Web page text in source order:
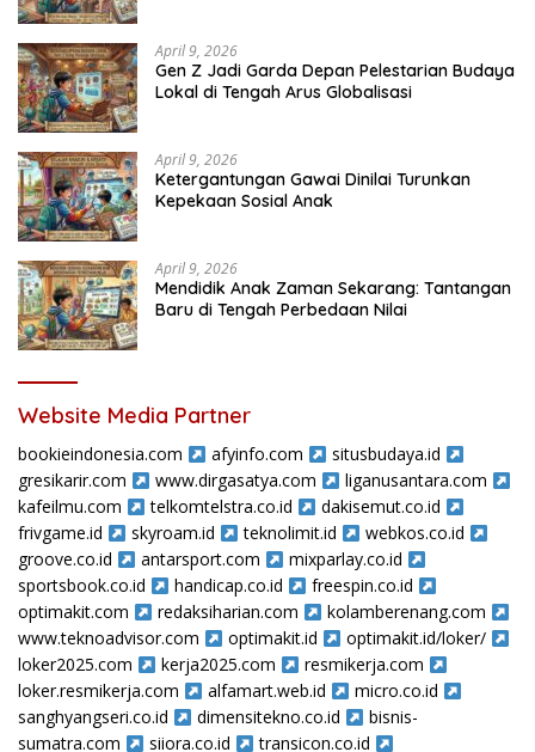
April 9, 2026
Gen Z Jadi Garda Depan Pelestarian Budaya
Lokal di Tengah Arus Globalisasi
April 9, 2026
Ketergantungan Gawai Dinilai Turunkan
Kepekaan Sosial Anak
April 9, 2026
Mendidik Anak Zaman Sekarang: Tantangan
Baru di Tengah Perbedaan Nilai
Website Media Partner
bookieindonesia.com afyinfo.com
situsbudaya.id
gresikarir.com
www.dirgasatya.com
liganusantara.com
kafeilmu.com
telkomtelstra.co.id
dakisemut.co.id
frivgame.id
skyroam.id teknolimit.id
webkos.co.id
groove.co.id
antarsport.com
mixparlay.co.id
sportsbook.co.id
handicap.co.id
freespin.co.id
optimakit.com
redaksiharian.com
kolamberenang.com
www.teknoadvisor.com
optimakit.id
optimakit.id/loker/
loker2025.com
kerja2025.com
resmikerja.com
loker.resmikerja.com
alfamart.web.id
micro.co.id
sanghyangseri.co.id
dimensitekno.co.id
bisnis-
sumatra.com
siiora.co.id transicon.co.id